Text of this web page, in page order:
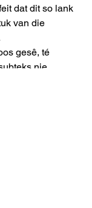
dat dit so lank
van die
gesê, té
nie.